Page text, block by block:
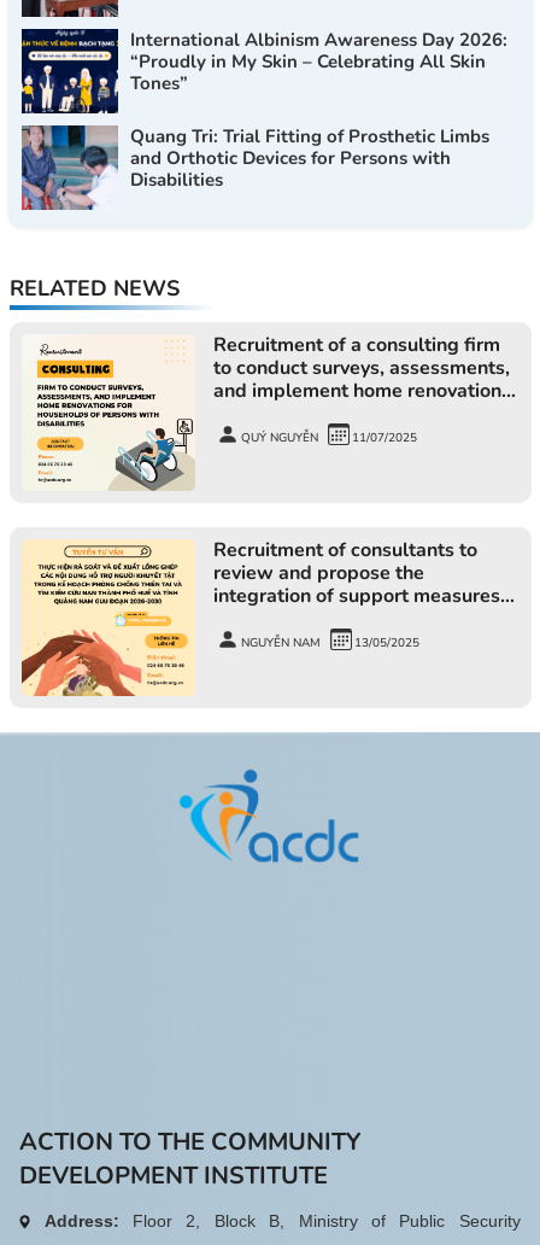
International Albinism Awareness Day 2026:
“Proudly in My Skin – Celebrating All Skin
Tones”
Quang Tri: Trial Fitting of Prosthetic Limbs
and Orthotic Devices for Persons with
Disabilities
RELATED NEWS
Recruitment of a consulting firm
to conduct surveys, assessments,
and implement home renovations
disabilities
QUÝ NGUYỄN 11/07/2025
Recruitment of consultants to
review and propose the
integration of support measures
disaster prevention and search
NGUYỄN NAM 13/05/2025
ACTION TO THE COMMUNITY
DEVELOPMENT INSTITUTE
Address: Floor 2, Block B, Ministry of Public Security